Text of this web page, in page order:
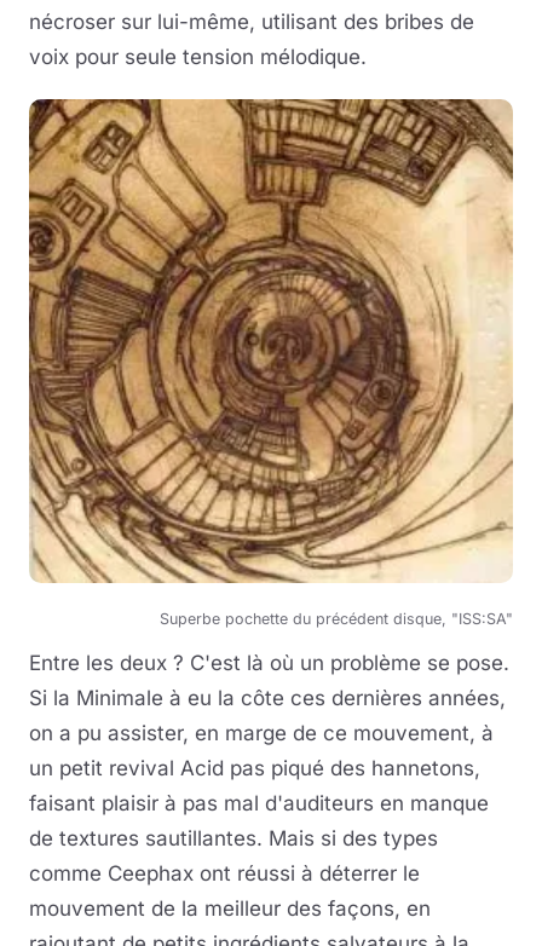
nécroser sur lui-même, utilisant des bribes de
voix pour seule tension mélodique.
Superbe pochette du précédent disque, "ISS:SA"
Entre les deux ? C'est là où un problème se pose.
Si la Minimale à eu la côte ces dernières années,
on a pu assister, en marge de ce mouvement, à
un petit revival Acid pas piqué des hannetons,
faisant plaisir à pas mal d'auditeurs en manque
de textures sautillantes. Mais si des types
comme Ceephax ont réussi à déterrer le
mouvement de la meilleur des façons, en